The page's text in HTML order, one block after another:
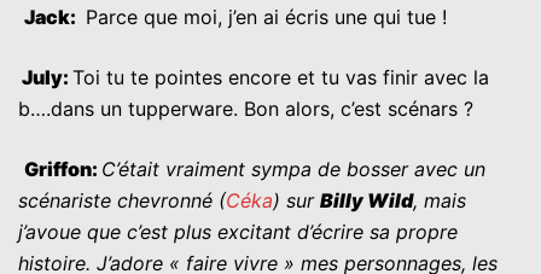
Jack: Parce que moi, j’en ai écris une qui tue !
July: Toi tu te pointes encore et tu vas finir avec la
b….dans un tupperware. Bon alors, c’est scénars ?
Griffon: C’était vraiment sympa de bosser avec un
scénariste chevronné (Céka) sur Billy Wild, mais
j’avoue que c’est plus excitant d’écrire sa propre
histoire. J’adore « faire vivre » mes personnages, les